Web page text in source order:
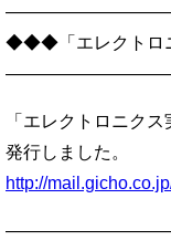
◆◆◆「エレクトロ
「エレクトロニク
発行しました。
http://